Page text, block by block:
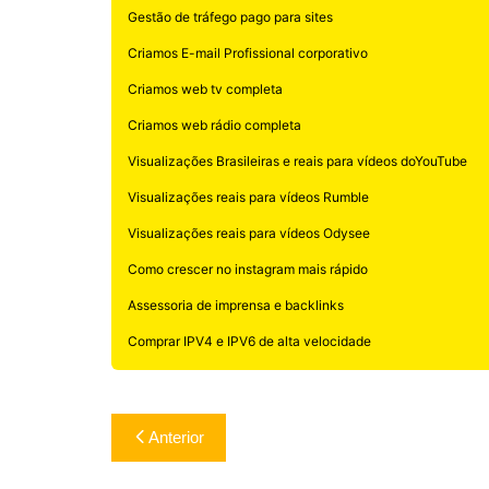
Gestão de tráfego pago para sites
Criamos E-mail Profissional corporativo
Criamos web tv completa
Criamos web rádio completa
Visualizações Brasileiras e reais para vídeos doYouTube
Visualizações reais para vídeos Rumble
Visualizações reais para vídeos Odysee
Como crescer no instagram mais rápido
Assessoria de imprensa e backlinks
Comprar IPV4 e IPV6 de alta velocidade
Navegação
de
Anterior